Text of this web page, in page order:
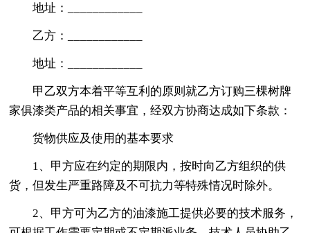
地址：____________
乙方：____________
地址：____________
甲乙双方本着平等互利的原则就乙方订购三棵树牌
家俱漆类产品的相关事宜，经双方协商达成如下条款：
货物供应及使用的基本要求
1、甲方应在约定的期限内，按时向乙方组织的供
货，但发生严重路障及不可抗力等特殊情况时除外。
2、甲方可为乙方的油漆施工提供必要的技术服务，